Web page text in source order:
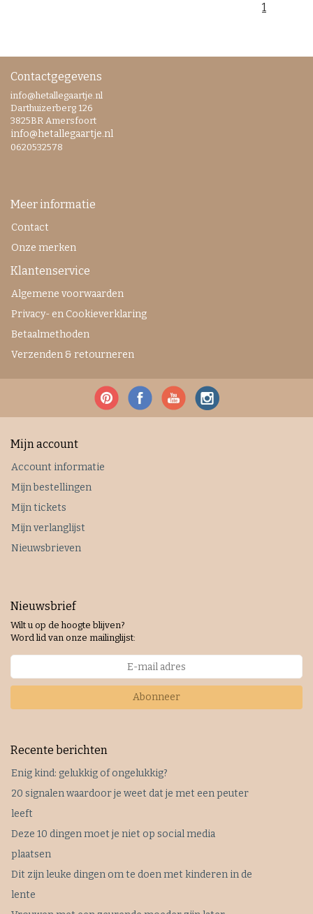
1
Contactgegevens
info@hetallegaartje.nl
Darthuizerberg 126
3825BR Amersfoort
info@hetallegaartje.nl
0620532578
Meer informatie
Contact
Onze merken
Klantenservice
Algemene voorwaarden
Privacy- en Cookieverklaring
Betaalmethoden
Verzenden & retourneren
Mijn account
Account informatie
Mijn bestellingen
Mijn tickets
Mijn verlanglijst
Nieuwsbrieven
Nieuwsbrief
Wilt u op de hoogte blijven?
Word lid van onze mailinglijst:
Abonneer
Recente berichten
Enig kind: gelukkig of ongelukkig?
20 signalen waardoor je weet dat je met een peuter
leeft
Deze 10 dingen moet je niet op social media
plaatsen
Dit zijn leuke dingen om te doen met kinderen in de
lente